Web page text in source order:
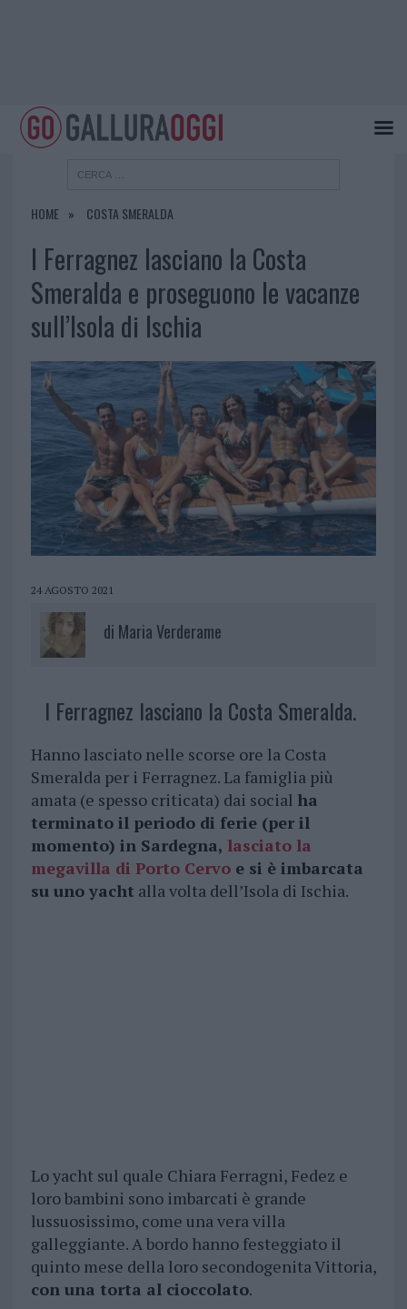
HOME COSTA SMERALDA
I Ferragnez lasciano la Costa
Smeralda e proseguono le vacanze
sull’Isola di Ischia
24 AGOSTO 2021
di Maria Verderame
I Ferragnez lasciano la Costa Smeralda.
Hanno lasciato nelle scorse ore la Costa
Smeralda per i Ferragnez. La famiglia più
amata (e spesso criticata) dai social ha
terminato il periodo di ferie (per il
momento) in Sardegna, lasciato la
megavilla di Porto Cervoe si è imbarcata
su uno yacht alla volta dell’Isola di Ischia.
Lo yacht sul quale Chiara Ferragni, Fedez e
loro bambini sono imbarcati è grande
lussuosissimo, come una vera villa
galleggiante. A bordo hanno festeggiato il
quinto mese della loro secondogenita Vittoria,
con una torta al cioccolato.